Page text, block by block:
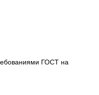
ГОСТ на